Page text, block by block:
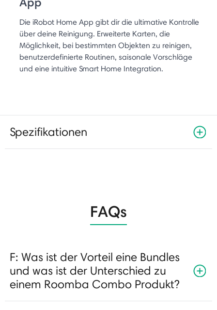
Die iRobot Home App gibt dir die ultimative Kontrolle
über deine Reinigung. Erweiterte Karten, die
Möglichkeit, bei bestimmten Objekten zu reinigen,
benutzerdefinierte Routinen, saisonale Vorschläge
und eine intuitive Smart Home Integration.
Spezifikationen
FAQs
F: Was ist der Vorteil eine Bundles
und was ist der Unterschied zu
einem Roomba Combo Produkt?